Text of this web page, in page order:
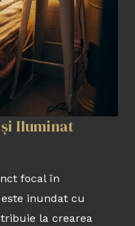
Iluminat
focal în
inundat cu
la crearea